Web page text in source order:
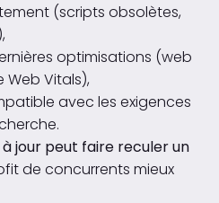
(scripts obsolètes,
optimisations (web
Vitals),
avec les exigences
jour peut faire reculer un
de concurrents mieux